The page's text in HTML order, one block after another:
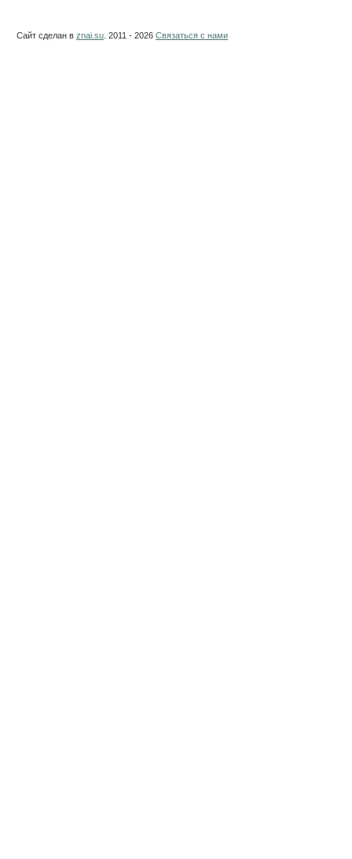
Сайт сделан в znai.su . 2011 - 2026 Связаться с нами